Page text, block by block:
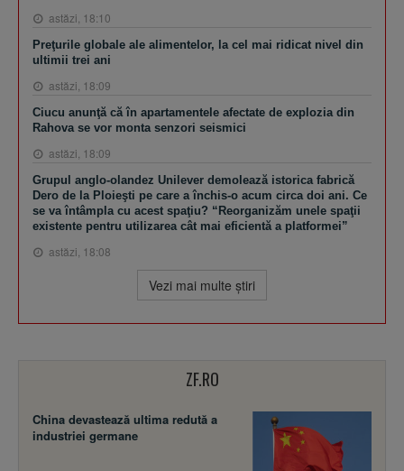
astăzi, 18:10
Preţurile globale ale alimentelor, la cel mai ridicat nivel din
ultimii trei ani
astăzi, 18:09
Ciucu anunţă că în apartamentele afectate de explozia din
Rahova se vor monta senzori seismici
astăzi, 18:09
Grupul anglo-olandez Unilever demolează istorica fabrică
Dero de la Ploieşti pe care a închis-o acum circa doi ani. Ce
se va întâmpla cu acest spaţiu? “Reorganizăm unele spaţii
existente pentru utilizarea cât mai eficientă a platformei”
astăzi, 18:08
Vezi mai multe ştiri
ZF.RO
China devastează ultima redută a
industriei germane